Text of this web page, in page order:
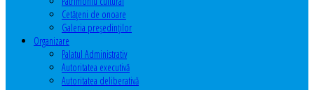
Cetăţeni de onoare
Galeria președinților
Organizare
Palatul Administrativ
Autoritatea executivă
Autoritatea deliberativă